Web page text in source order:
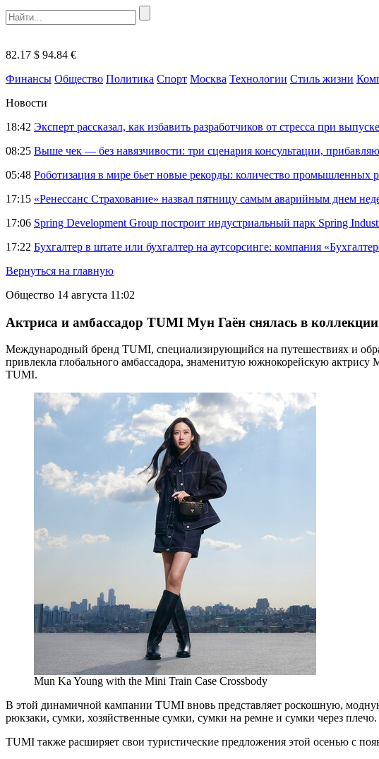
82.17 $ 94.84 €
Финансы Общество Политика Спорт Москва Технологии Стиль жизни
Новости
18:42 Эксперт рассказал, как избавить разработчиков от стресса при
08:25 Выше чек — без навязчивости: три сценария консультации,
05:48 Роботизация в мире бьет новые рекорды: количество промышленных
17:15 «Ренессанс Страхование» назвал пятницу самым аварийным днем
17:06 Spring Development Group построит индустриальный парк Spring
17:22 Бухгалтер в штате или бухгалтер на аутсорсинге: компания
Вернуться на главную
Общество 14 августа 11:02
Актриса и амбассадор TUMI Мун Гаён снялась в
Международный бренд TUMI, специализирующийся на путешествиях и
привлекла глобального амбассадора, знаменитую южнокорейскую
TUMI.
Mun Ka Young with the Mini Train Case Crossbody
В этой динамичной кампании TUMI вновь представляет роскошную,
рюкзаки, сумки, хозяйственные сумки, сумки на ремне и сумки через плечо.
TUMI также расширяет свои туристические предложения этой осенью с